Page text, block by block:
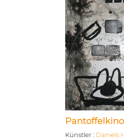
Pantoffelkino
Künstler: Daniels